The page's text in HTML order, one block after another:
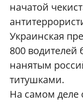
начатой
Украинская
800
нанятым
титушками.
На самом деле